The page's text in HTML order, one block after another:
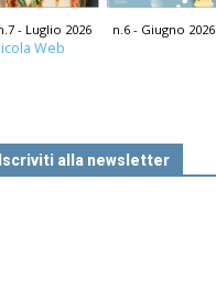
- Luglio 2026 n.6 - Giugno 2026
Web
Iscriviti alla newsletter